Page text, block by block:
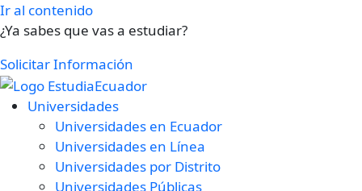
Ir al contenido
¿Ya sabes que vas a estudiar?
Solicitar Información
Universidades
Universidades en Ecuador
Universidades en Línea
Universidades por Distrito
Universidades Públicas